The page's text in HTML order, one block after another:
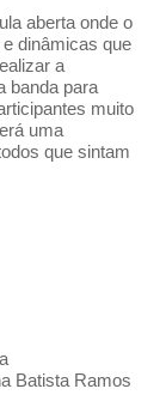
aberta onde o
dinâmicas que
a
banda para
muito
uma
que sintam
Batista Ramos